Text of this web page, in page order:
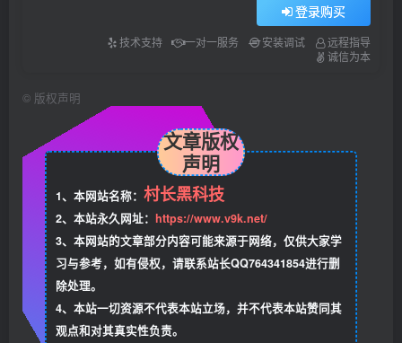
登录购买
技术支持 一对一服务 安装调试
远程指导
诚信为本
© 版权声明
文章版权
声明
1、本网站名称： 村长黑科技
2、本站永久网址： https://www.v9k.net/
3、本网站的文章部分内容可能来源于网络，仅供大家学
习与参考，如有侵权，请联系站长QQ764341854进行删
除处理。
4、本站一切资源不代表本站立场，并不代表本站赞同其
观点和对其真实性负责。